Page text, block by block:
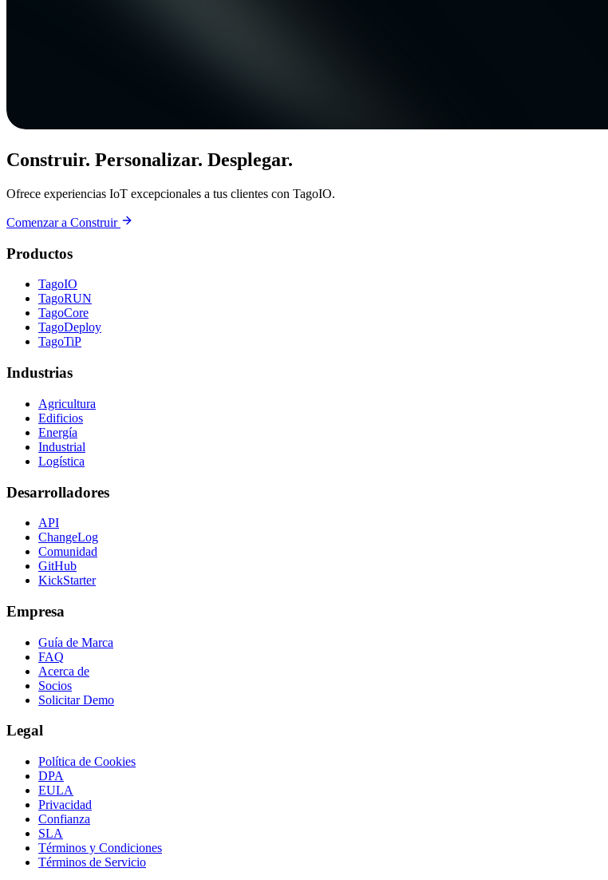
Construir. Personalizar. Desplegar.
Ofrece experiencias IoT excepcionales a tus clientes con TagoIO.
Comenzar a Construir
Productos
TagoIO
TagoRUN
TagoCore
TagoDeploy
TagoTiP
Industrias
Agricultura
Edificios
Energía
Industrial
Logística
Desarrolladores
API
ChangeLog
Comunidad
GitHub
KickStarter
Empresa
Guía de Marca
FAQ
Acerca de
Socios
Solicitar Demo
Legal
Política de Cookies
DPA
EULA
Privacidad
Confianza
SLA
Términos y Condiciones
Términos de Servicio